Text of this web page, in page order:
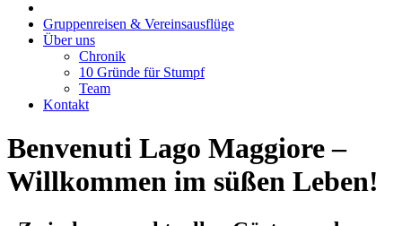
Gruppenreisen & Vereinsausflüge
Über uns
Chronik
10 Gründe für Stumpf
Team
Kontakt
Benvenuti Lago Maggiore –
Willkommen im süßen Leben!